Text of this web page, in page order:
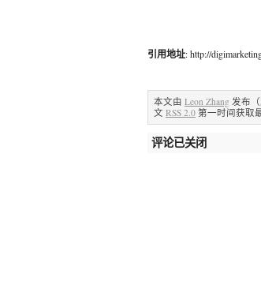
引用地址: http://
本文由 Leon Zhang 发布
文 RSS 2.0 第一时间获取
评论已关闭